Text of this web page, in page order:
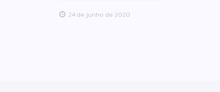
24 de junho de 2020